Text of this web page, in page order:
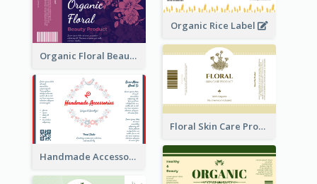
Organic Rice Label
Organic Floral Beauty Product Label
Floral Skin Care Product Label
Handmade Accessories Label